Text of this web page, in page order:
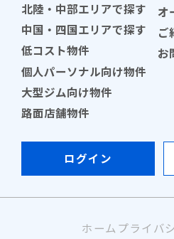
北陸・中部エリアで探す
中国・四国エリアで探す
低コスト物件
個人パーソナル向け物件
大型ジム向け物件
路面店舗物件
オ
ご
お
ログイン
ホーム プライバ